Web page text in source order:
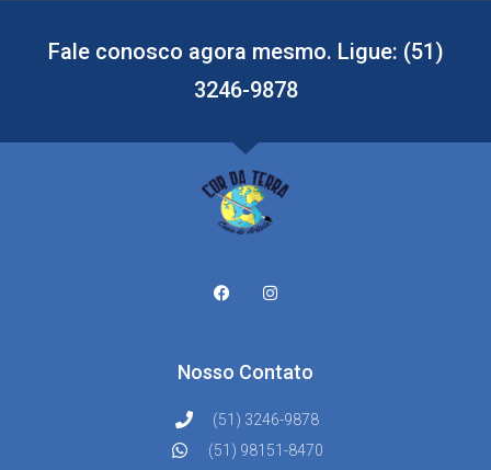
Fale conosco agora mesmo. Ligue: (51)
3246-9878
Nosso Contato
(51) 3246-9878
(51) 98151-8470